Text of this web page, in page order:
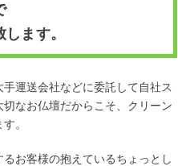
ます。
運送会社などに委託して自社ス
なお仏壇だからこそ、クリーン
。
お客様の抱えているちょっとし